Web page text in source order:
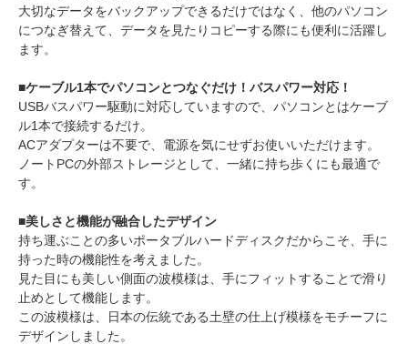
大切なデータをバックアップできるだけではなく、他のパソコン
につなぎ替えて、データを見たりコピーする際にも便利に活躍し
ます。
■ケーブル1本でパソコンとつなぐだけ！バスパワー対応！
USBバスパワー駆動に対応していますので、パソコンとはケーブ
ル1本で接続するだけ。
ACアダプターは不要で、電源を気にせずお使いいただけます。
ノートPCの外部ストレージとして、一緒に持ち歩くにも最適で
す。
■美しさと機能が融合したデザイン
持ち運ぶことの多いポータブルハードディスクだからこそ、手に
持った時の機能性を考えました。
見た目にも美しい側面の波模様は、手にフィットすることで滑り
止めとして機能します。
この波模様は、日本の伝統である土壁の仕上げ模様をモチーフに
デザインしました。